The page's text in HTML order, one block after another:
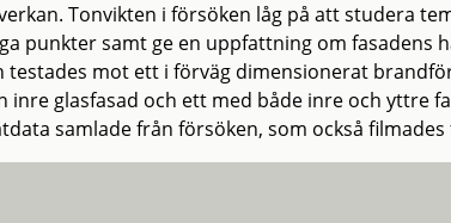
Tonvikten i försöken låg på att studera
punkter samt ge en uppfattning om fasadens
testades mot ett i förväg dimensionerat
glasfasad och ett med både inre och yttre
samlade från försöken, som också